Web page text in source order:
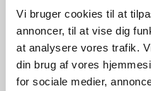
Vi bruger cookies til at
annoncer, til at vise dig
at analysere vores trafik.
din brug af vores
for sociale medier,